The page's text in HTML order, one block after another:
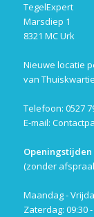
TegelExpert
Marsdiep 1
8321 MC Urk
Nieuwe locatie
van
Telefoon: 0527
E-mail:
Openingstijden
(zonder
Maandag -
Zaterdag: 09:30